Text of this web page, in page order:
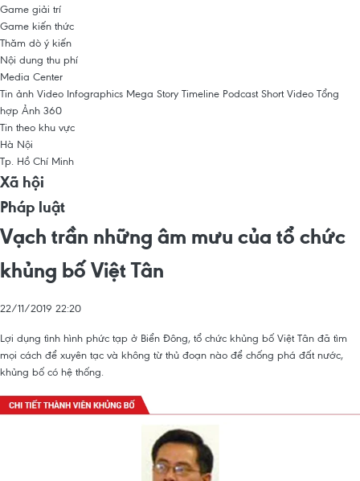
Game giải trí
Game kiến thức
Thăm dò ý kiến
Nội dung thu phí
Media Center
Tin ảnh Video Infographics Mega Story Timeline Podcast Short Video Tổng
hợp Ảnh 360
Tin theo khu vực
Hà Nội
Tp. Hồ Chí Minh
Xã hội
Pháp luật
Vạch trần những âm mưu của tổ chức
khủng bố Việt Tân
22/11/2019 22:20
Lợi dụng tình hình phức tạp ở Biển Đông, tổ chức khủng bố Việt Tân đã tìm
mọi cách để xuyên tạc và không từ thủ đoạn nào để chống phá đất nước,
khủng bố có hệ thống.